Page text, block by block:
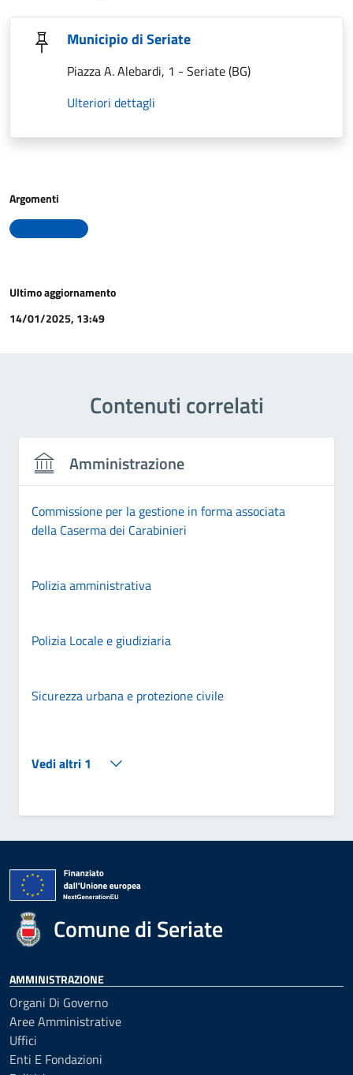
Municipio di Seriate
Piazza A. Alebardi, 1 - Seriate (BG)
Ulteriori dettagli
Argomenti
Ultimo aggiornamento
14/01/2025, 13:49
Contenuti correlati
Amministrazione
Commissione per la gestione in forma associata
della Caserma dei Carabinieri
Polizia amministrativa
Polizia Locale e giudiziaria
Sicurezza urbana e protezione civile
Vedi altri 1
Comune di Seriate
AMMINISTRAZIONE
Organi Di Governo
Aree Amministrative
Uffici
Enti E Fondazioni